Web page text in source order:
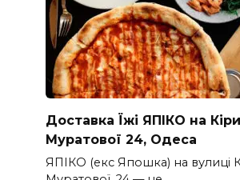
Доставка Їжі ЯПІКО на Кіри
Муратової 24, Одеса
ЯПІКО (екс Япошка) на вулиці